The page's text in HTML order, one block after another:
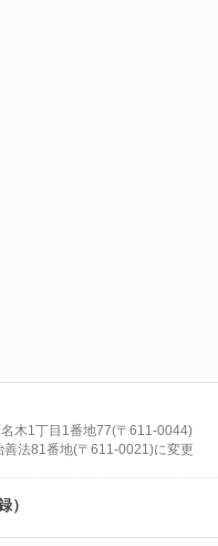
木1丁目1番地77(〒611-0044)
法81番地(〒611-0021)に変更
）